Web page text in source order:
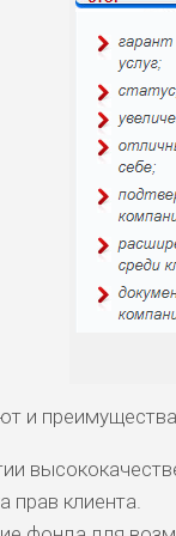
КОМУ
и
прав клиента.